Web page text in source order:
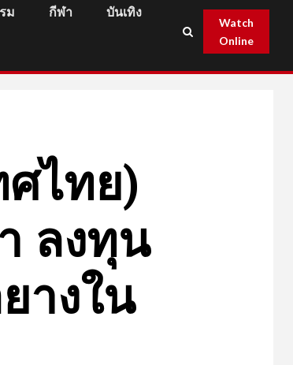
ม กีฬา บันเทิง
Watch
Online
ไทย)
ลงทุน
างใน